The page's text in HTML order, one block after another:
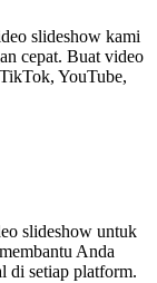
slideshow kami
cepat. Buat video
YouTube,
slideshow untuk
Anda
di setiap platform.